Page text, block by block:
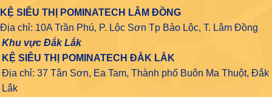
KỆ SIÊU THỊ POMINATECH LÂM ĐỒNG
Địa chỉ: 10A Trần Phú, P. Lộc Sơn Tp Bảo Lộc, T. Lâm Đồng
Khu vực Đắk Lắk
KỆ SIÊU THỊ POMINATECH ĐẮK LẮK
Địa chỉ: 37 Tân Sơn, Ea Tam, Thành phố Buôn Ma Thuột, Đắk
Lắk